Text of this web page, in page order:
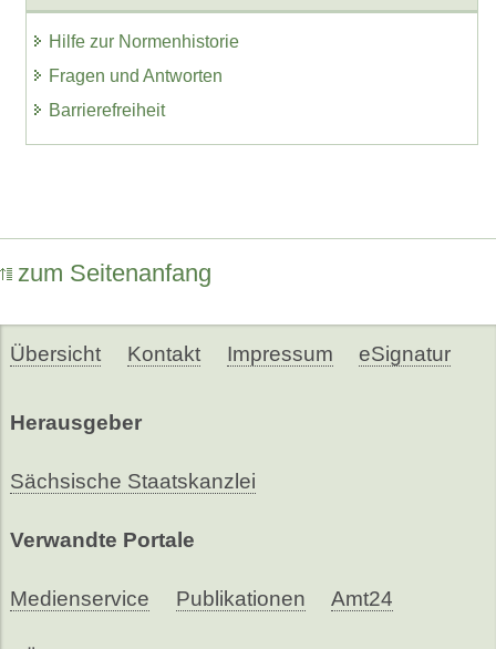
Hilfe zur Normenhistorie
Fragen und Antworten
Barrierefreiheit
zum Seitenanfang
Übersicht Kontakt Impressum eSignatur
Herausgeber
Sächsische Staatskanzlei
Verwandte Portale
Medienservice Publikationen Amt24